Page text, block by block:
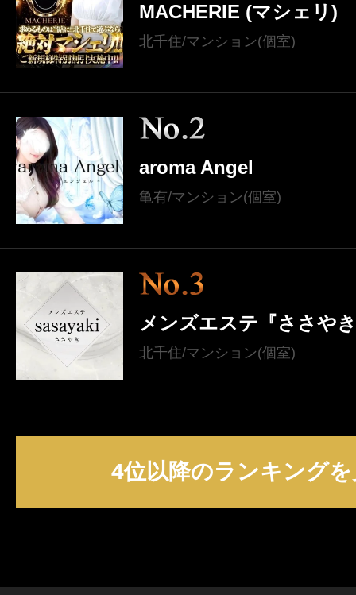
MACHERIE (マシェリ)
北千住/マンション(個室)
aroma Angel
亀有/マンション(個室)
メンズエステ『ささや
北千住/マンション(個室)
4位以降のランキング